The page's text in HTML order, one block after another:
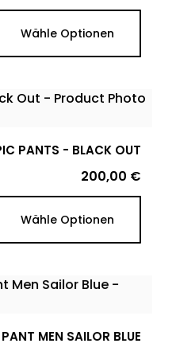
Wähle Optionen
PANTS - BLACK OUT
Preis
200,00 €
Wähle Optionen
MEN SAILOR BLUE